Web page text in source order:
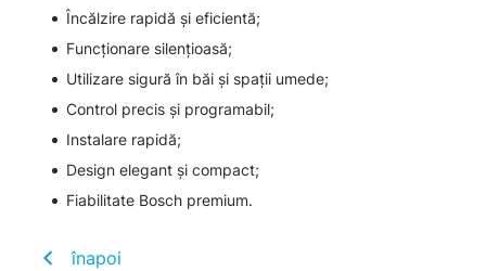
Încălzire rapidă și eficientă;
Funcționare silențioasă;
Utilizare sigură în băi și spații umede;
Control precis și programabil;
Instalare rapidă;
Design elegant și compact;
Fiabilitate Bosch premium.
înapoi